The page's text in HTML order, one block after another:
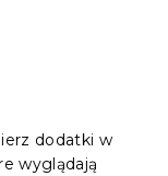
dodatki w
wyglądają